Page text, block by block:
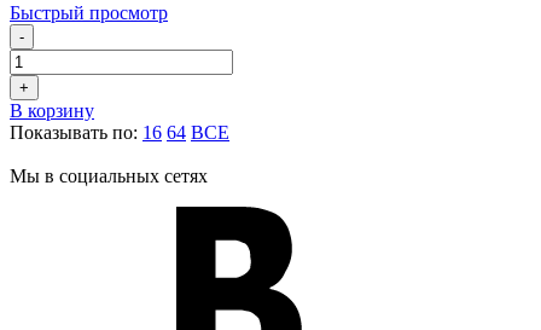
Быстрый просмотр
-
+
В корзину
Показывать по: 16 64 ВСЕ
Мы в социальных сетях